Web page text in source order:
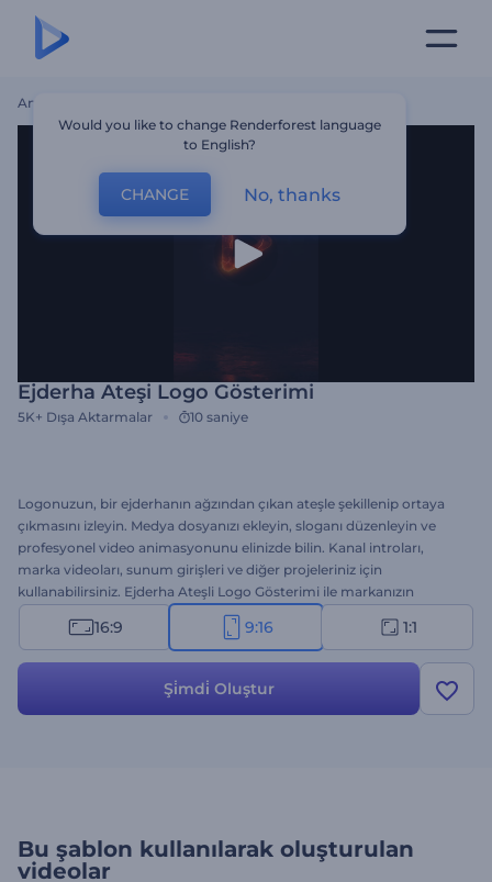
Ana Sayfa
Ejderha Ateşi Logo Gösterimi
5K+ Dışa Aktarmalar 10 saniye
Logonuzun, bir ejderhanın ağzından çıkan ateşle şekillenip ortaya
çıkmasını izleyin. Medya dosyanızı ekleyin, sloganı düzenleyin ve
profesyonel video animasyonunu elinizde bilin. Kanal introları,
marka videoları, sunum girişleri ve diğer projeleriniz için
kullanabilirsiniz. Ejderha Ateşli Logo Gösterimi ile markanızın
gücünü gösterin. Hemen bugün deneyin!
16:9 9:16 1:1
Şi̇mdi̇ Oluştur
Bu şablon kullanılarak oluşturulan
videolar
Would you like to change Renderforest language
to English?
CHANGE No, thanks